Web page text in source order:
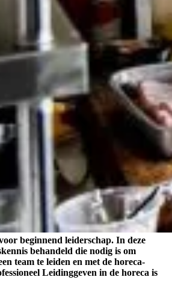
beginnend leiderschap. In deze
behandeld die nodig is om
team te leiden en met de horeca-
Leidinggeven in de horeca is